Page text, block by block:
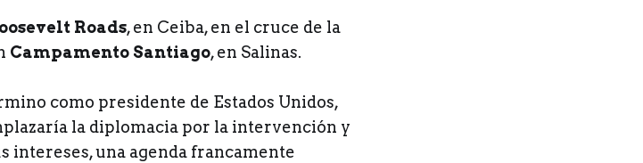
Roads, en Ceiba, en el cruce de la
Campamento Santiago, en Salinas.
como presidente de Estados Unidos,
la diplomacia por la intervención y
intereses, una agenda francamente